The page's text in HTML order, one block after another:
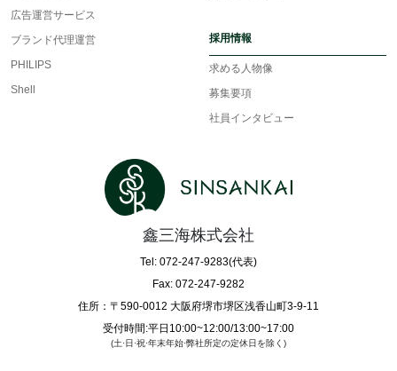
鑫三海株式会社
Tel: 072-247-9283(代表)
Fax: 072-247-9282
住所：〒590-0012 大阪府堺市堺区浅香山町3-9-11
受付時間:平日10:00~12:00/13:00~17:00
(土·日·祝·年末年始·弊社所定の定休日を除く)
広告運営サービス
ブランド代理運営
PHILIPS
Shell
採用情報
求める人物像
募集要項
社員インタビュー